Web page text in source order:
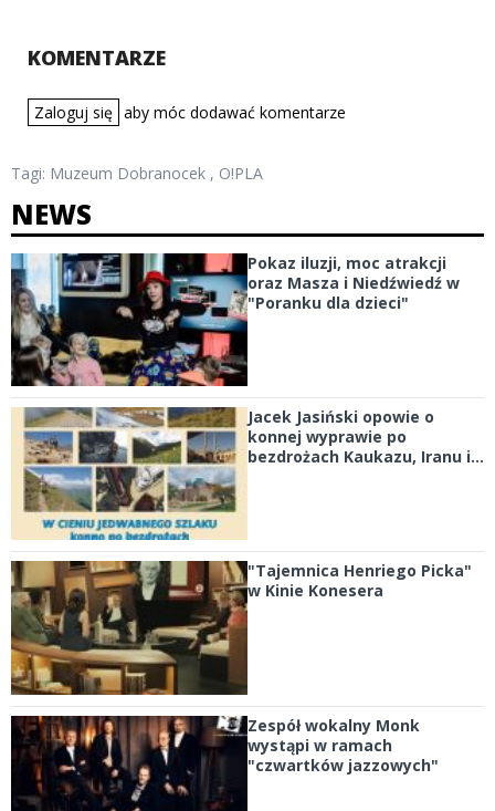
KOMENTARZE
Zaloguj się aby móc dodawać komentarze
Tagi: Muzeum Dobranocek , O!PLA
NEWS
Pokaz iluzji, moc atrakcji
oraz Masza i Niedźwiedź w
"Poranku dla dzieci"
Jacek Jasiński opowie o
konnej wyprawie po
bezdrożach Kaukazu, Iranu i...
"Tajemnica Henriego Picka"
w Kinie Konesera
Zespół wokalny Monk
wystąpi w ramach
"czwartków jazzowych"